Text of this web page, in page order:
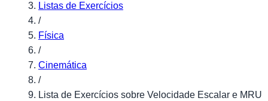
Listas de Exercícios
/
Física
/
Cinemática
/
Lista de Exercícios sobre Velocidade Escalar e MRU